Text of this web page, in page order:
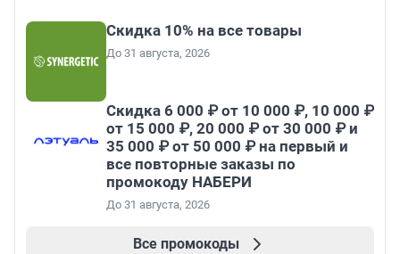
Скидка 10% на все товары
До 31 августа, 2026
Скидка 6 000 ₽ от 10 000 ₽, 10 000 ₽
от 15 000 ₽, 20 000 ₽ от 30 000 ₽ и
35 000 ₽ от 50 000 ₽ на первый и
все повторные заказы по
промокоду НАБЕРИ
До 31 августа, 2026
Все промокоды